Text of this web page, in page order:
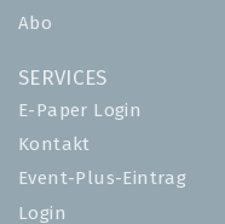
Abo
SERVICES
E-Paper Login
Kontakt
Event-Plus-Eintrag
Login